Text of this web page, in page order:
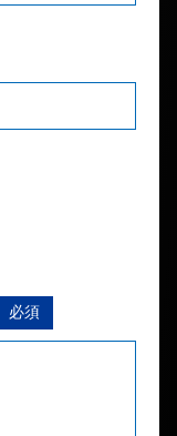
必須